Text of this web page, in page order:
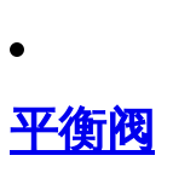
平衡阀